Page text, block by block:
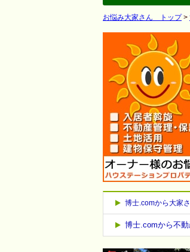
お悩み大家さん トップ>
博士.comから大家
博士.comから不